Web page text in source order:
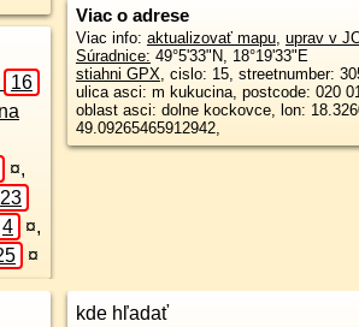
16
¤,
23
4 ¤,
¤
Viac o adrese
Viac info: aktualizovať mapu, uprav v
Súradnice: 49°5'33"N, 18°19'33"E
stiahni GPX, cislo: 15, streetnumber:
ulica asci: m kukucina, postcode: 020
oblast asci: dolne kockovce, lon:
49.09265465912942,
kde hľadať